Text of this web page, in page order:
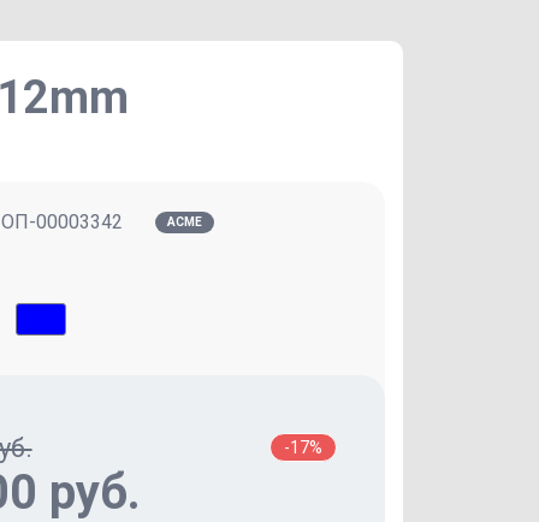
ОП-00003342 ACME
-17%
руб.